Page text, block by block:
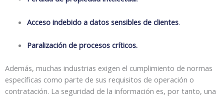
Acceso indebido a datos sensibles de clientes.
Paralización de procesos críticos.
Además, muchas industrias exigen el cumplimiento de normas
específicas como parte de sus requisitos de operación o
contratación. La seguridad de la información es, por tanto, una